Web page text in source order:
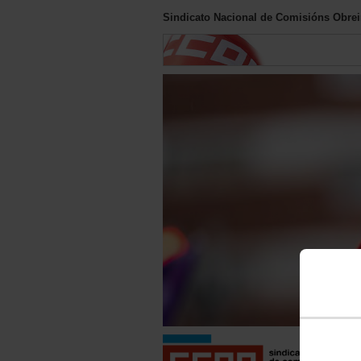
Sindicato Nacional de Comisións